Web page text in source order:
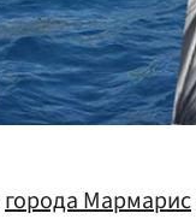
города Мармарис